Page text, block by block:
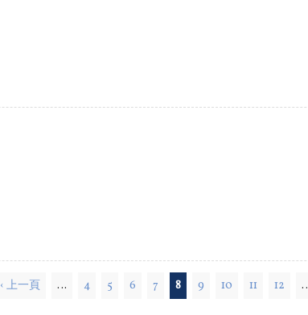
‹ 上一頁 … 4 5 6 7 8 9 10 11 12